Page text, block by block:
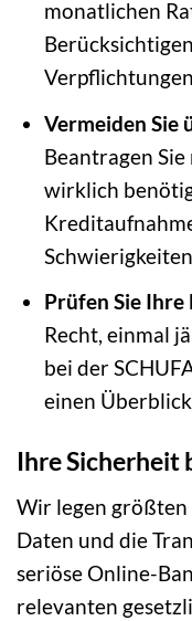
monatlichen
Vermeiden Sie
Beantragen Sie
wirklich
Prüfen Sie Ihre
Recht, einmal
bei der
einen
Ihre Sicherheit
Wir legen
Daten und die
seriöse Online-
relevanten